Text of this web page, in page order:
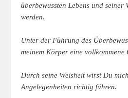
überbewussten Lebens und seiner
werden.
Unter der Führung des
meinem Körper eine vollkommene
Durch seine Weisheit wirst Du
Angelegenheiten richtig führen.